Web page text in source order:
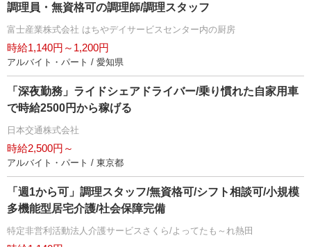
調理員・無資格可の調理師/調理スタッフ
富士産業株式会社 はちやデイサービスセンター内の厨房
時給1,140円～1,200円
アルバイト・パート / 愛知県
「深夜勤務」ライドシェアドライバー/乗り慣れた自家用車
で時給2500円から稼げる
日本交通株式会社
時給2,500円～
アルバイト・パート / 東京都
「週1から可」調理スタッフ/無資格可/シフト相談可/小規模
多機能型居宅介護/社会保障完備
特定非営利活動法人介護サービスさくら/よってたも～れ熱田